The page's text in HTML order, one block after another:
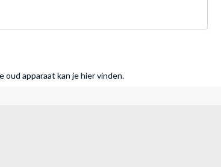
apparaat kan je hier vinden.